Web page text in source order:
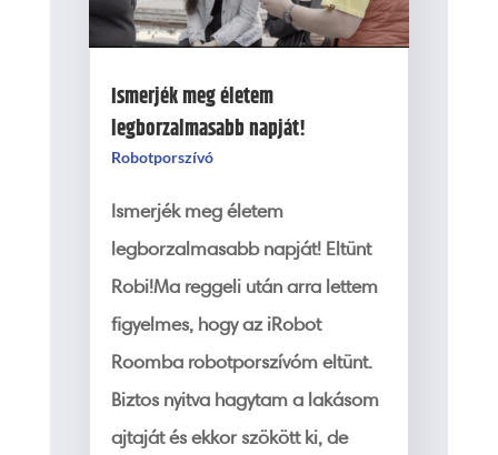
Ismerjék meg életem
legborzalmasabb napját!
Robotporszívó
Ismerjék meg életem
legborzalmasabb napját! Eltünt
Robi!Ma reggeli után arra lettem
figyelmes, hogy az iRobot
Roomba robotporszívóm eltünt.
Biztos nyitva hagytam a lakásom
ajtaját és ekkor szökött ki, de